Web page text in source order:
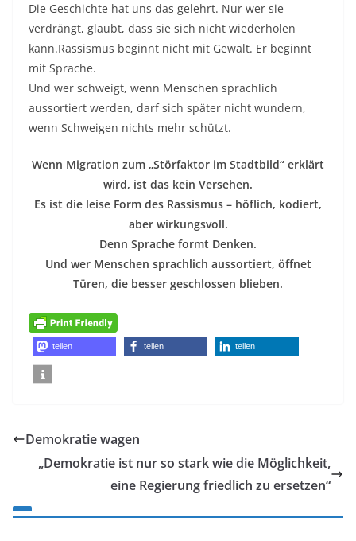
Die Geschichte hat uns das gelehrt. Nur wer sie
verdrängt, glaubt, dass sie sich nicht wiederholen
kann.Rassismus beginnt nicht mit Gewalt. Er beginnt
mit Sprache.
Und wer schweigt, wenn Menschen sprachlich
aussortiert werden, darf sich später nicht wundern,
wenn Schweigen nichts mehr schützt.
Wenn Migration zum „Störfaktor im Stadtbild“ erklärt
wird, ist das kein Versehen.
Es ist die leise Form des Rassismus – höflich, kodiert,
aber wirkungsvoll.
Denn Sprache formt Denken.
Und wer Menschen sprachlich aussortiert, öffnet
Türen, die besser geschlossen blieben.
teilen teilen teilen
Demokratie wagen
„Demokratie ist nur so stark wie die Möglichkeit,
eine Regierung friedlich zu ersetzen“